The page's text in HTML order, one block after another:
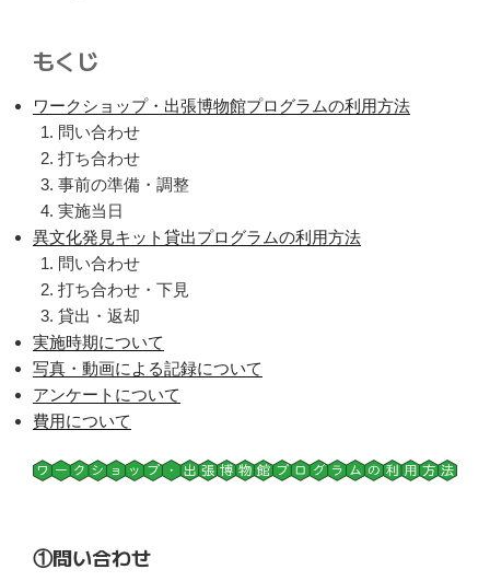
もくじ
ワークショップ・出張博物館プログラムの利用方法
問い合わせ
打ち合わせ
事前の準備・調整
実施当日
異文化発見キット貸出プログラムの利用方法
問い合わせ
打ち合わせ・下見
貸出・返却
実施時期について
写真・動画による記録について
アンケートについて
費用について
①問い合わせ